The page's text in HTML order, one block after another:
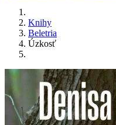
Knihy
Beletria
Úzkosť